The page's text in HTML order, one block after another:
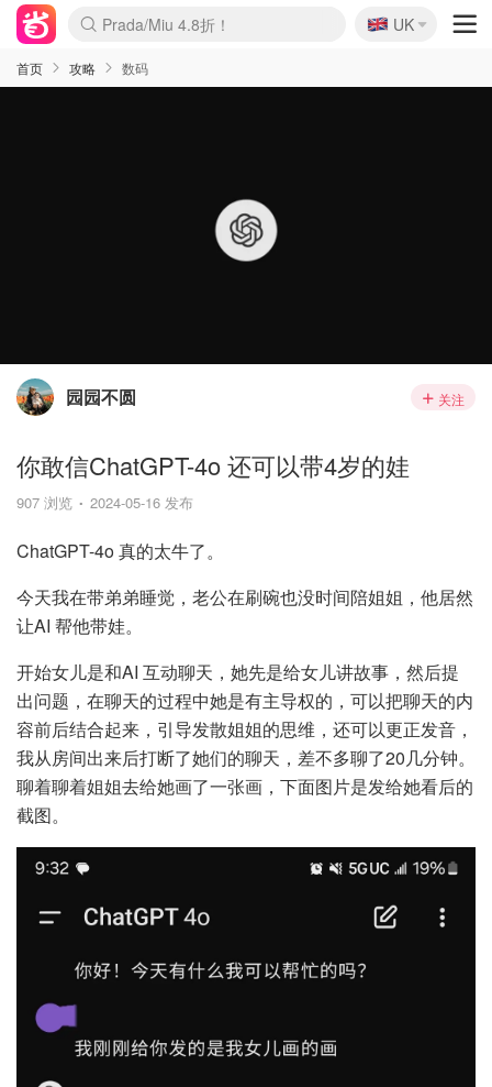
麦卢卡蜂蜜夏促！个位数！
Prada/Miu 4.8折！
啥？必胜客披萨5折！
🇬🇧
UK
首页 攻略 数码
园园不圆 关注
你敢信ChatGPT-4o 还可以带4岁的娃
907 浏览 2024-05-16 发布
ChatGPT-4o 真的太牛了。
今天我在带弟弟睡觉，老公在刷碗也没时间陪姐姐，他居然
让AI 帮他带娃。
开始女儿是和AI 互动聊天，她先是给女儿讲故事，然后提
出问题，在聊天的过程中她是有主导权的，可以把聊天的内
容前后结合起来，引导发散姐姐的思维，还可以更正发音，
我从房间出来后打断了她们的聊天，差不多聊了20几分钟。
聊着聊着姐姐去给她画了一张画，下面图片是发给她看后的
截图。